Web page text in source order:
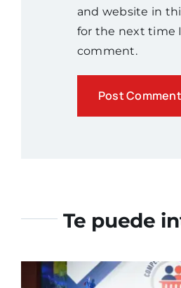
and website in
for the next time I
comment.
Te puede